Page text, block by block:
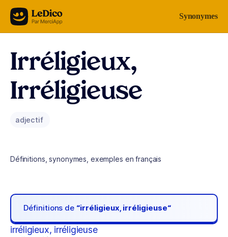
Aller au contenu Synonymes
Irréligieux,
Irréligieuse
adjectif
Définitions, synonymes, exemples en français
Définitions de “irréligieux, irréligieuse“
irréligieux, irréligieuse